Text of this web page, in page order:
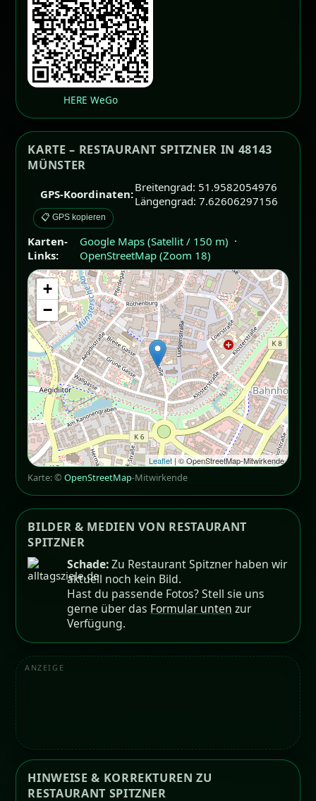
HERE WeGo
KARTE – RESTAURANT SPITZNER IN 48143
MÜNSTER
GPS-Koordinaten:Breitengrad: 51.9582054976
Längengrad: 7.62606297156
📋 GPS kopieren
Karten-
Links:
Google Maps (Satellit / 150 m) ·
OpenStreetMap (Zoom 18)
+
−
Leaflet| © OpenStreetMap-Mitwirkende
Karte: ©OpenStreetMap-Mitwirkende
BILDER & MEDIEN VON RESTAURANT
SPITZNER
Schade:Zu Restaurant Spitzner haben wir
aktuell noch kein Bild.
Hast du passende Fotos? Stell sie uns
gerne über das Formular unten zur
Verfügung.
ANZEIGE
HINWEISE & KORREKTUREN ZU
RESTAURANT SPITZNER